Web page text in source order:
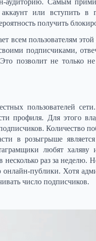
или вступить в
получить
всем пользователям
подписчиками,
позволит не только не
пользователей
профиля. Для этого
Количество
в розыгрыше является
любят халяву
раз за неделю.
публики. Хотя
число подписчиков.